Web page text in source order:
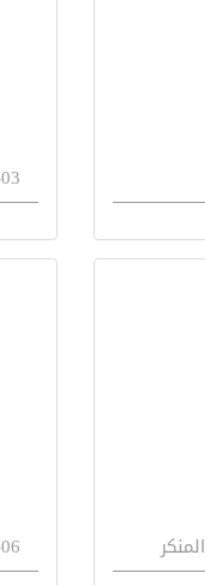
03- ولاية الظالمين
06- حين يكون الموت حياة